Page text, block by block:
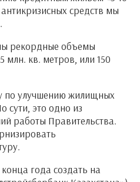
средств мы
рекордные объемы
млн. кв. метров, или 150
по улучшению жилищных
сути, это одно из
работы Правительства.
года создать на